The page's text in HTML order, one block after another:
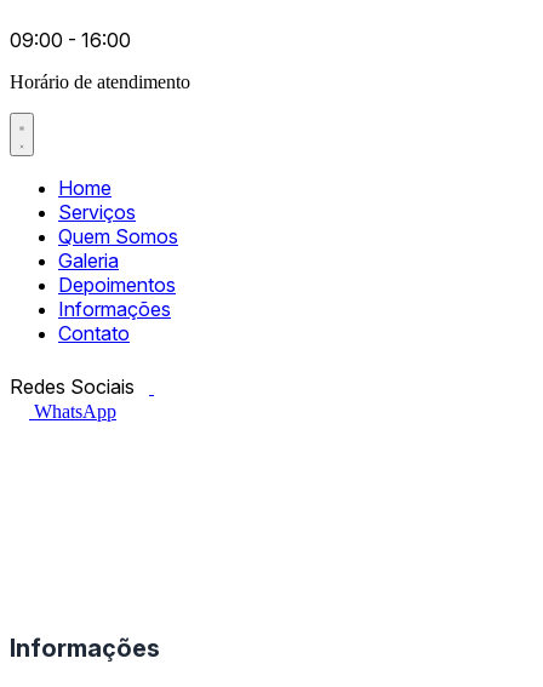
09:00 - 16:00
Horário de atendimento
Home
Serviços
Quem Somos
Galeria
Depoimentos
Informações
Contato
Redes Sociais
WhatsApp
Informações